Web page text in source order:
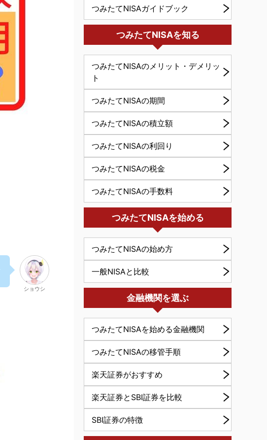
ショウシ
つみたてNISAガイドブック
つみたてNISAを知る
つみたてNISAのメリット・デメリッ
ト
つみたてNISAの期間
つみたてNISAの積立額
つみたてNISAの利回り
つみたてNISAの税金
つみたてNISAの手数料
つみたてNISAを始める
つみたてNISAの始め方
一般NISAと比較
金融機関を選ぶ
つみたてNISAを始める金融機関
つみたてNISAの移管手順
楽天証券がおすすめ
楽天証券とSBI証券を比較
SBI証券の特徴